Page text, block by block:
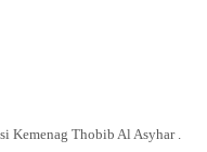
Kemenag Thobib Al Asyhar .